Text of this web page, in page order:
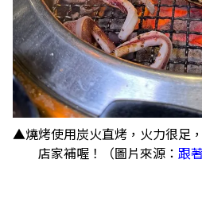
▲燒烤使用炭火直烤，火力很足
店家補喔！（圖片來源： 跟